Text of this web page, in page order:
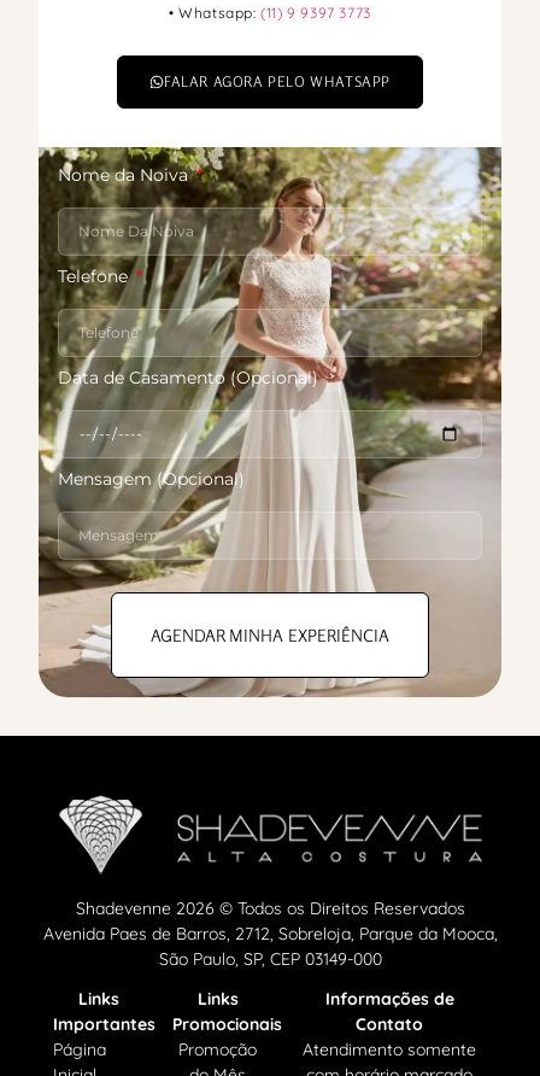
• Whatsapp:(11) 9 9397 3773
FALAR AGORA PELO WHATSAPP
Nome da Noiva
Telefone
Data de Casamento (Opcional)
Mensagem (Opcional)
AGENDAR MINHA EXPERIÊNCIA
Shadevenne 2026 © Todos os Direitos Reservados
Avenida Paes de Barros, 2712, Sobreloja, Parque da Mooca,
São Paulo, SP, CEP 03149-000
Links
Importantes
Página
Links
Promocionais
Promoção
Informações de
Contato
Atendimento somente